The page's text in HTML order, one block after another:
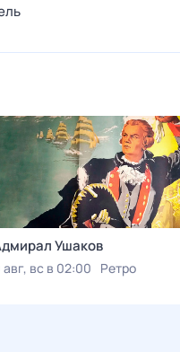
Ушаков
авг, вс в 02:00 Ретро